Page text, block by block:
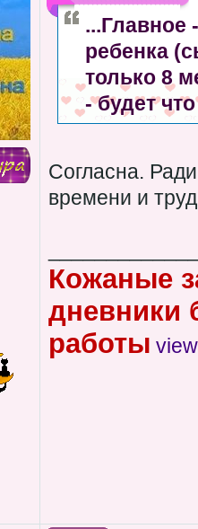
...Главное
ребенка
только 8
- будет
Согласна.
времени и
Кожаные
дневники
работы